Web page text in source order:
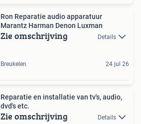
Ron Reparatie audio apparatuur
Marantz Harman Denon Luxman
Zie omschrijving Details
Breukelen 24 jul 26
Reparatie en installatie van tv's, audio,
dvd's etc.
Zie omschrijving Details